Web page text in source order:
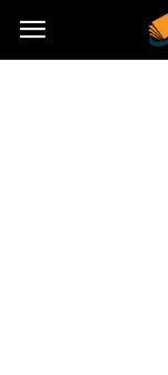
Flashbook.pl